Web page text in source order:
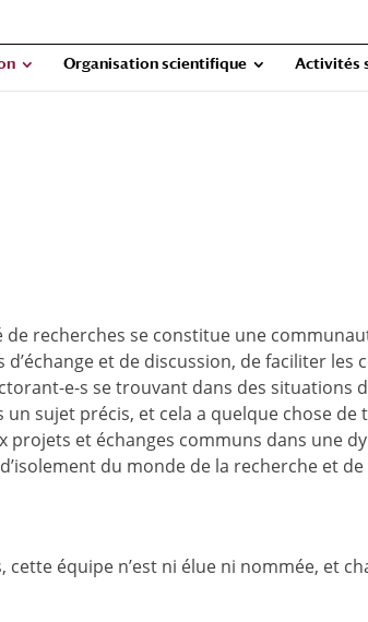
Organisation scientifique Activités
de recherches se constitue une
et de discussion, de faciliter les
e-s se trouvant dans des situations
sujet précis, et cela a quelque chose de
projets et échanges communs dans une
du monde de la recherche et
équipe n’est ni élue ni nommée, et